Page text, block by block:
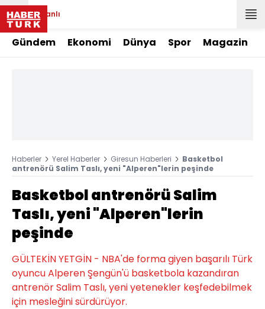
Canlı
Gündem Ekonomi Dünya Spor Magazin
Haberler Yerel Haberler Giresun Haberleri
Basketbol
antrenörü Salim Taslı, yeni "Alperen"lerin peşinde
Basketbol antrenörü Salim
Taslı, yeni "Alperen"lerin
peşinde
GÜLTEKİN YETGİN - NBA'de forma giyen başarılı Türk
oyuncu Alperen Şengün'ü basketbola kazandıran
antrenör Salim Taslı, yeni yetenekler keşfedebilmek
için mesleğini sürdürüyor.